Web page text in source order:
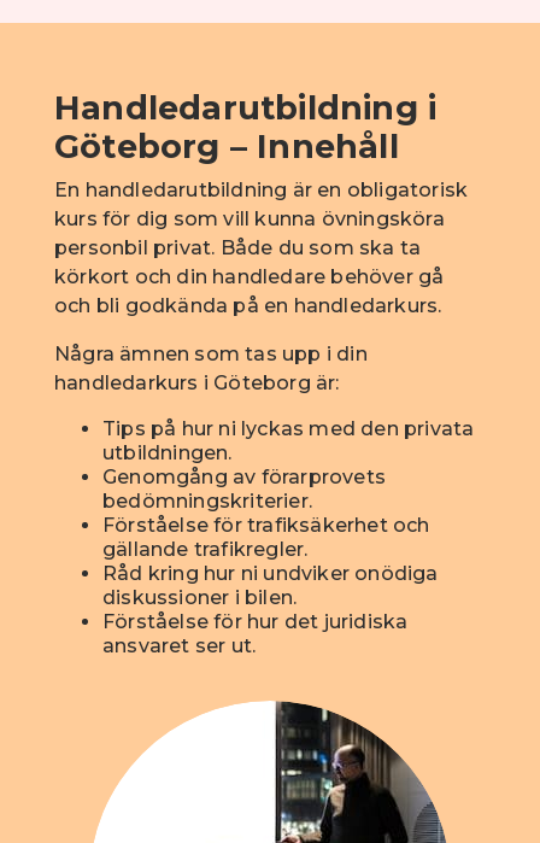
Handledarutbildning i
Göteborg – Innehåll
En handledarutbildning är en obligatorisk
kurs för dig som vill kunna övningsköra
personbil privat. Både du som ska ta
körkort och din handledare behöver gå
och bli godkända på en handledarkurs.
Några ämnen som tas upp i din
handledarkurs i Göteborg är:
Tips på hur ni lyckas med den privata
utbildningen.
Genomgång av förarprovets
bedömningskriterier.
Förståelse för trafiksäkerhet och
gällande trafikregler.
Råd kring hur ni undviker onödiga
diskussioner i bilen.
Förståelse för hur det juridiska
ansvaret ser ut.